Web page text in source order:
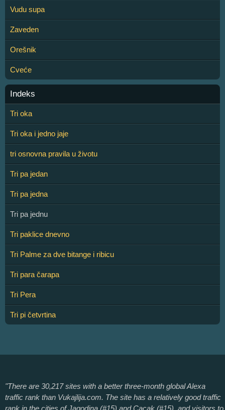
Vudu supa
Zaveden
Orešnik
Cveće
Indeks
Tri oka
Tri oka i jedno jaje
tri osnovna pravila u životu
Tri pa jedan
Tri pa jedna
Tri pa jednu
Tri paklice dnevno
Tri Palme za dve bitange i ribicu
Tri para čarapa
Tri Pera
Tri pi četvrtina
"There are 30,217 sites with a better three-month global Alexa
traffic rank than Vukajlija.com. The site has a relatively good traffic
rank in the cities of Jagodina (#15) and Cacak (#15), and visitors to